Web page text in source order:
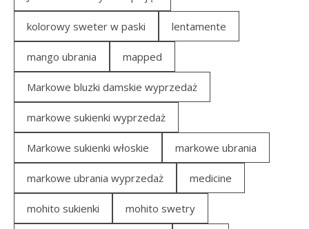
kolorowy sweter w paski lentamente
mango ubrania mapped
Markowe bluzki damskie wyprzedaż
markowe sukienki wyprzedaż
Markowe sukienki włoskie markowe ubrania
markowe ubrania wyprzedaż medicine
mohito sukienki mohito swetry